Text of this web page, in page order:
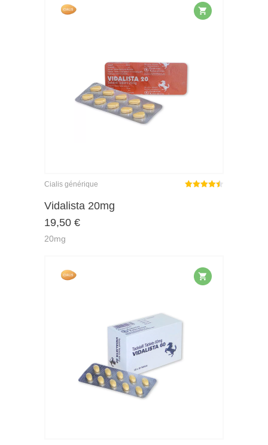
Cialis générique
Vidalista 20mg
19,50 €
20mg